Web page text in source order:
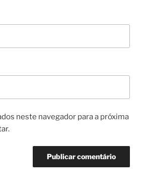
neste navegador para a próxima